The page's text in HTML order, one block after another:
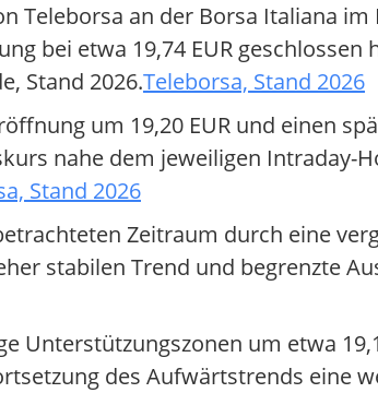
Teleborsa an der Borsa Italiana im
bei etwa 19,74 EUR
Stand 2026.Teleborsa, Stand 2026
um 19,20 EUR und einen
nahe dem jeweiligen Intraday-
Stand 2026
Zeitraum durch eine
stabilen Trend und begrenzte
Unterstützungszonen um etwa
des Aufwärtstrends eine